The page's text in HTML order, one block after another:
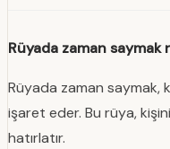
Rüyada zaman saymak
Rüyada zaman saymak,
işaret eder. Bu rüya,
hatırlatır.